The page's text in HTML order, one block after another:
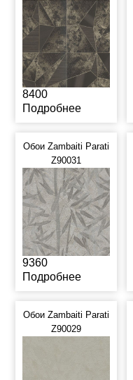
8400
Подробнее
Обои Zambaiti Parati
Z90031
9360
Подробнее
Обои Zambaiti Parati
Z90029